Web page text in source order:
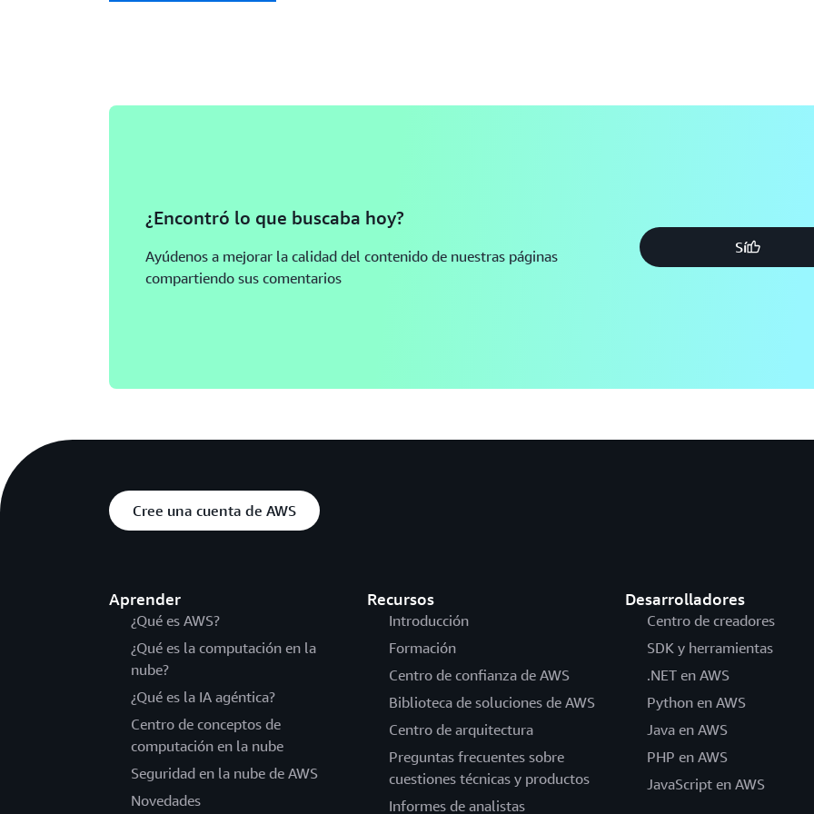
¿Encontró lo que buscaba hoy?
Ayúdenos a mejorar la calidad del contenido de nuestras páginas
compartiendo sus comentarios
Sí
Cree una cuenta de AWS
Aprender
¿Qué es AWS?
¿Qué es la computación en la
nube?
¿Qué es la IA agéntica?
Centro de conceptos de
computación en la nube
Seguridad en la nube de AWS
Novedades
Recursos
Introducción
Formación
Centro de confianza de AWS
Biblioteca de soluciones de AWS
Centro de arquitectura
Preguntas frecuentes sobre
cuestiones técnicas y productos
Informes de analistas
Desarrolladores
Centro de creadores
SDK y herramientas
.NET en AWS
Python en AWS
Java en AWS
PHP en AWS
JavaScript en AWS